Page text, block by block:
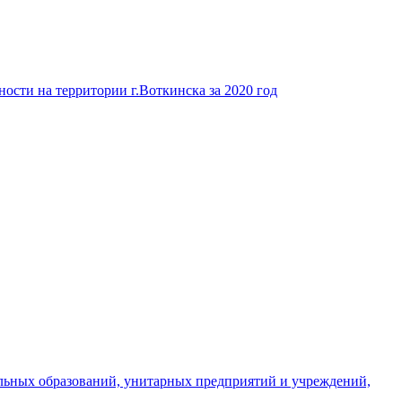
на территории г.Воткинска за 2020 год
образований, унитарных предприятий и учреждений,